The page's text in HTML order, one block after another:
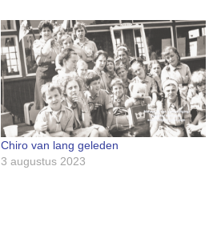
Chiro van lang geleden
3 augustus 2023